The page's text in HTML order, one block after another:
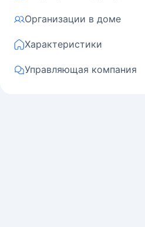
Организации в доме
Характеристики
Управляющая компания